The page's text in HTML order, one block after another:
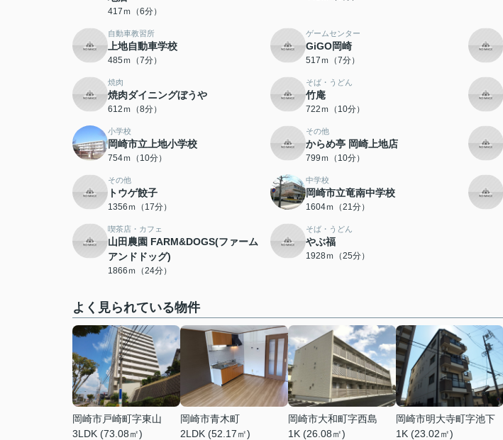
417ｍ（6分）
自動車教習所
上地自動車学校
485ｍ（7分）
ゲームセンター
GiGO岡崎
517ｍ（7分）
焼肉
焼肉ダイニングぼうや
612ｍ（8分）
そば・うどん
竹庵
722ｍ（10分）
小学校
岡崎市立上地小学校
754ｍ（10分）
その他
からめ亭 岡崎上地店
799ｍ（10分）
その他
トウゲ餃子
1356ｍ（17分）
中学校
岡崎市立竜南中学校
1604ｍ（21分）
喫茶店・カフェ
山田農園 FARM&DOGS(ファーム
アンドドッグ)
1866ｍ（24分）
そば・うどん
やぶ福
1928ｍ（25分）
よく見られている物件
岡崎市戸崎町字東山
3LDK (73.08㎡)
岡崎市青木町
2LDK (52.17㎡)
岡崎市大和町字西島
1K (26.08㎡)
岡崎市明大寺町字池下
1K (23.02㎡)